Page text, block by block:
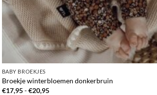
BABY BROEKJES
Broekje winterbloemen donkerbruin
€17,95-€20,95Prijsklasse: